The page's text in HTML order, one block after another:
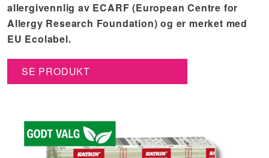
allergivennlig av ECARF (European Centre for
Allergy Research Foundation) og er merket med
EU Ecolabel.
SE PRODUKT